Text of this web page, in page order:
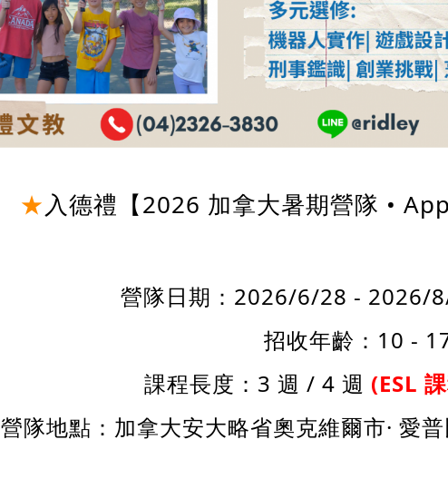
★入德禮【2026 加拿大暑期營隊 •
營隊日期：2026/6/28 - 2026/
招收年齡：10 -
課程長度：3 週 / 4 週 (ESL
營隊地點：加拿大安大略省奧克維爾市· 愛